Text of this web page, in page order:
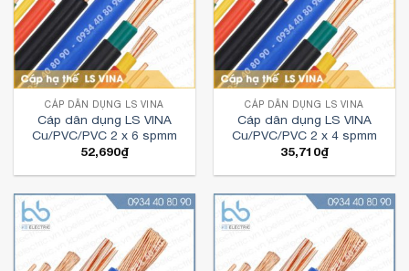
CÁP DÂN DỤNG LS VINA
Cáp dân dụng LS VINA
Cu/PVC/PVC 2 x 6 spmm
52,690₫
CÁP DÂN DỤNG LS VINA
Cáp dân dụng LS VINA
Cu/PVC/PVC 2 x 4 spmm
35,710₫